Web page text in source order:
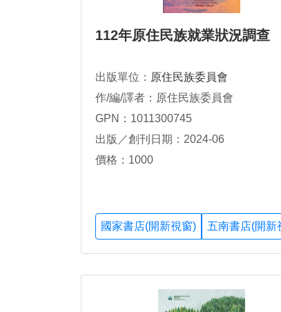
112年原住民族就業狀況調查
出版單位： 原住民族委員會
作/編/譯者：原住民族委員會
GPN：1011300745
出版／創刊日期：2024-06
價格：1000
國家書店(開新視窗) 五南書店(開新